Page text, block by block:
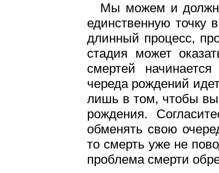
Мы можем и
единственную точку
длинный процесс,
стадия может
смертей
череда рождений
лишь в том, чтобы
рождения.
обменять свою
то смерть уже не
проблема смерти